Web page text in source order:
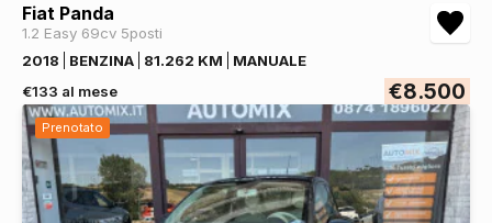
Fiat Panda
1.2 Easy 69cv 5posti
2018
BENZINA 81.262 KM
MANUALE
€133 al mese
€8.500
Prenotato